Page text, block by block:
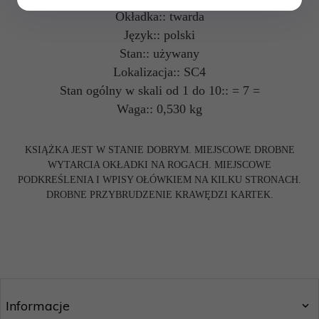
Okładka:: twarda
Język:: polski
Stan:: używany
Lokalizacja:: SC4
Stan ogólny w skali od 1 do 10:: = 7 =
Waga:: 0,530 kg
KSIĄŻKA JEST W STANIE DOBRYM. MIEJSCOWE DROBNE
WYTARCIA OKŁADKI NA ROGACH. MIEJSCOWE
PODKREŚLENIA I WPISY OŁÓWKIEM NA KILKU STRONACH.
DROBNE PRZYBRUDZENIE KRAWĘDZI KARTEK.
Informacje